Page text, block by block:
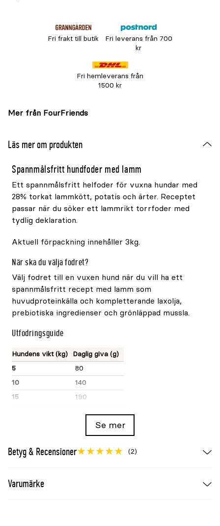
Fri frakt till butik
Fri leverans från 700
kr
Fri hemleverans från
1500 kr
Mer från FourFriends
Läs mer om produkten
Spannmålsfritt hundfoder med lamm
Ett spannmålsfritt helfoder för vuxna hundar med
28% torkat lammkött, potatis och ärter. Receptet
passar när du söker ett lammrikt torrfoder med
tydlig deklaration.
Aktuell förpackning innehåller 3kg.
När ska du välja fodret?
Välj fodret till en vuxen hund när du vill ha ett
spannmålsfritt recept med lamm som
huvudproteinkälla och kompletterande laxolja,
prebiotiska ingredienser och grönläppad mussla.
Utfodringsguide
Hundens vikt (kg)
Daglig giva (g)
5
80
10
140
15
190
35
330
50
Se mer
Betyg & Recensioner (2)
Varumärke